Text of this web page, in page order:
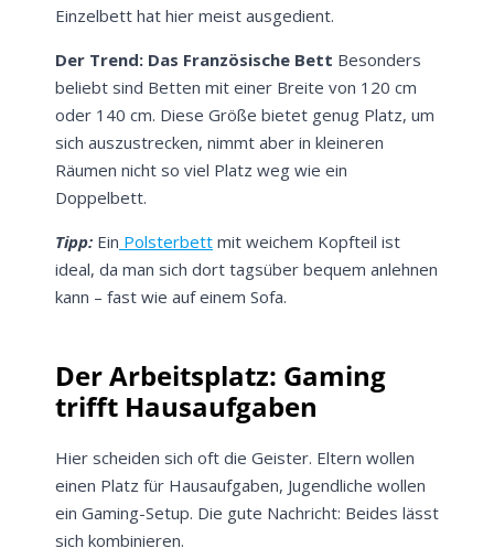
Einzelbett hat hier meist ausgedient.
Der Trend: Das Französische Bett Besonders
beliebt sind Betten mit einer Breite von 120 cm
oder 140 cm. Diese Größe bietet genug Platz, um
sich auszustrecken, nimmt aber in kleineren
Räumen nicht so viel Platz weg wie ein
Doppelbett.
Tipp: Ein Polsterbett mit weichem Kopfteil ist
ideal, da man sich dort tagsüber bequem anlehnen
kann – fast wie auf einem Sofa.
Der Arbeitsplatz: Gaming
trifft Hausaufgaben
Hier scheiden sich oft die Geister. Eltern wollen
einen Platz für Hausaufgaben, Jugendliche wollen
ein Gaming-Setup. Die gute Nachricht: Beides lässt
sich kombinieren.